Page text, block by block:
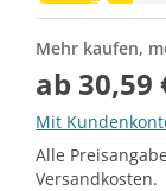
Mehr kaufen,
ab 30,59
Mit
Alle
Versandkosten.